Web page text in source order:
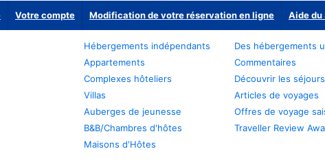
Votre compte Modification de votre réservation en ligne Aide du
Hébergements indépendants
Appartements
Complexes hôteliers
Villas
Auberges de jeunesse
B&B/Chambres d'hôtes
Maisons d'Hôtes
Des hébergements
Commentaires
Découvrir les
Articles de voyages
Offres de voyage
Traveller Review